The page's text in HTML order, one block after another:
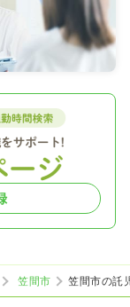
笠間市
笠間市の託